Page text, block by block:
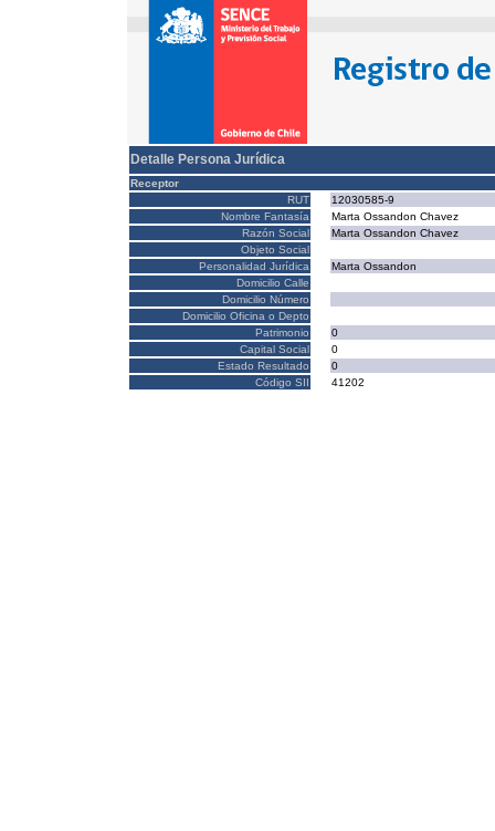
Detalle Persona Jurídica
Receptor
RUT
12030585-9
Nombre Fantasía
Marta Ossandon Chavez
Razón Social
Marta Ossandon Chavez
Objeto Social
Personalidad Jurídica
Marta Ossandon
Domicilio Calle
Domicilio Número
Domicilio Oficina o Depto
Patrimonio
0
Capital Social
0
Estado Resultado
0
Código SII
41202